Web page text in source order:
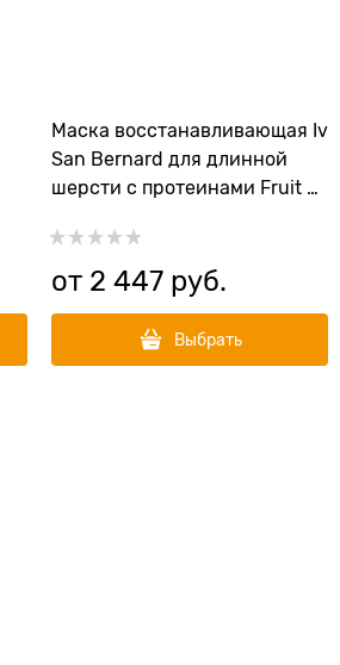
Маска восстанавливающая Iv
San Bernard для длинной
шерсти с протеинами Fruit of
от 2 447 руб.
Выбрать